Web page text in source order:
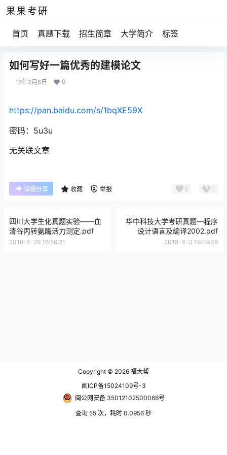
果果考研
首页 真题下载 招生简章 大学简介 标签
如何写好一篇优秀的建模论文
18年2月6日 0
https://pan.baidu.com/s/1bqXE59X
密码：5u3u
无关联文章
海报分享 收藏 举报 0 0
四川大学生化真题实验——血
清谷丙转氨酶活力测定.pdf
2018-4-29 16:56:21
华中科技大学考研真题—程序
设计语言及编译2002.pdf
2018-4-3 19:19:39
Copyright © 2026 福大帮
闽ICP备15024109号-3
闽公网安备 35012102500066号
查询 55 次，耗时 0.0956 秒